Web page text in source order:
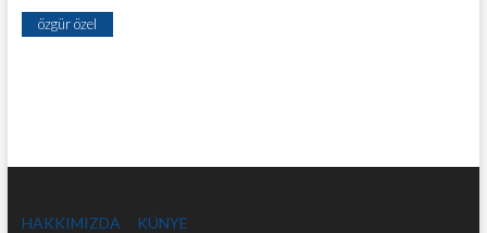
özgür özel
HAKKIMIZDA KÜNYE